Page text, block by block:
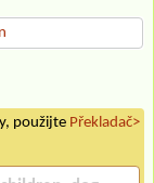
použijte Překladač>